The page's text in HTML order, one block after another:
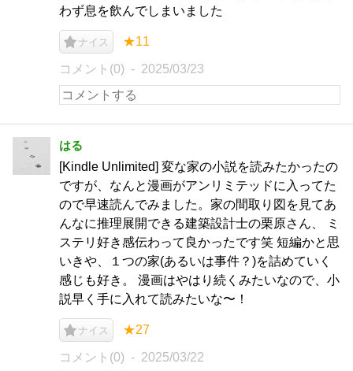
わず息を飲んでしまいました
ナイス ★11
コメント(0) 2025/03/23
はる
[Kindle Unlimited] 変な家の小説を読みたかったの
ですが、なんと漫画がアンリミテッドに入ってた
ので早速読んでみました。家の間取り図を見てあ
んなに推理展開できる建築設計士の栗原さん、 ミ
ステリ好き感伝わって良かったです笑 短編かと思
いきや、１つの家(あるいは事件？)を詰めていく
感じも好き。 漫画はやはり続くみたいなので、小
説早く手に入れて読みたいな〜！
ナイス ★27
コメント(0) 2025/03/22